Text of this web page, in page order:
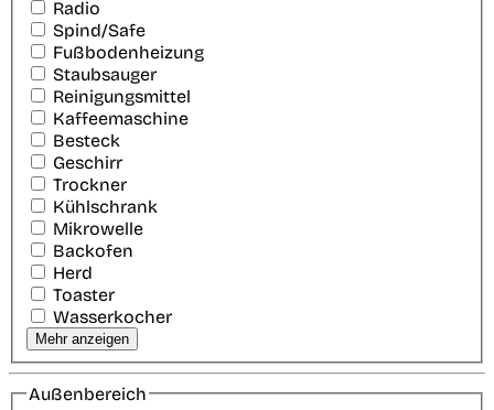
Radio
Spind/Safe
Fußbodenheizung
Staubsauger
Reinigungsmittel
Kaffeemaschine
Besteck
Geschirr
Trockner
Kühlschrank
Mikrowelle
Backofen
Herd
Toaster
Wasserkocher
Mehr anzeigen
Außenbereich